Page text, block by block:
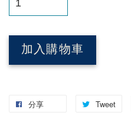
加入購物車
分享 Tweet